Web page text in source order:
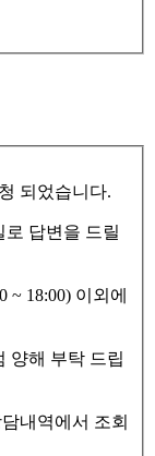
되었습니다.
로 답변을 드릴
~ 18:00) 이외에
양해 부탁 드립
내역에서 조회